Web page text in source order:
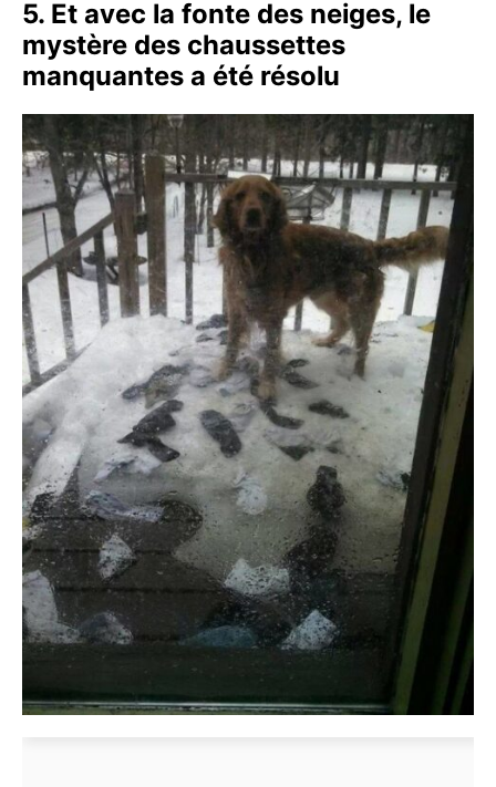
5. Et avec la fonte des neiges, le
mystère des chaussettes
manquantes a été résolu